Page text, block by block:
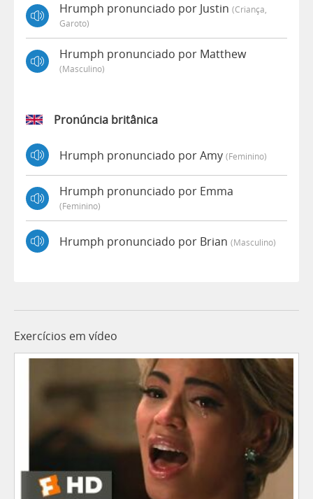
Hrumph pronunciado por Justin (criança,
Garoto)
Hrumph pronunciado por Matthew
(masculino)
Pronúncia britânica
Hrumph pronunciado por Amy (feminino)
Hrumph pronunciado por Emma
(feminino)
Hrumph pronunciado por Brian (masculino)
Exercícios em vídeo